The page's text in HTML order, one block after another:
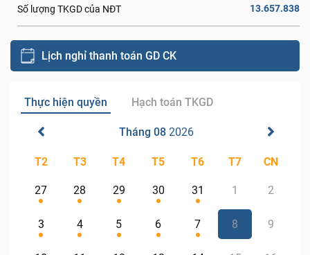
Số lượng TKGD của NĐT 13.657.838
Lịch nghỉ thanh toán GD CK
Thực hiện quyền Hạch toán TKGD
Tháng 08 2026
T2 T3 T4 T5 T6 T7 CN
27 28 29 30 31 1 2
3 4 5 6 7 8 9